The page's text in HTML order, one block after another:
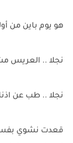
هو يوم باين من
نجلا .. العريس
نجلا .. طب عن
قعدت نشوي